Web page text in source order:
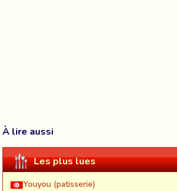
À lire aussi
Les plus lues
Youyou (patisserie)